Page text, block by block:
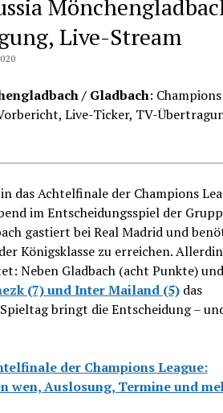
Live-Stream
/ Gladbach:
Live-Ticker, TV-
das Achtelfinale der Champions
im Entscheidungsspiel der
gastiert bei Real Madrid und
Königsklasse zu erreichen.
Neben Gladbach (acht Punkte)
(7) und Inter Mailand (5)das
bringt die Entscheidung –
der Champions League:
wen, Auslosung, Termine und